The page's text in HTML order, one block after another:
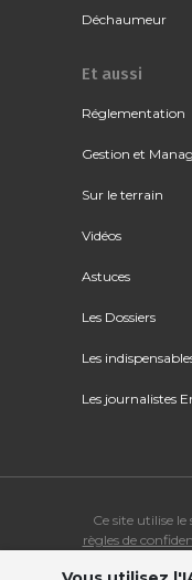
Déchaumeur
Et aussi
Réglementation
Gestion et
Sur le terrain
Vidéos
Astuces
Les Dossiers
Les
Les journalistes
Ce site utilise
règles de